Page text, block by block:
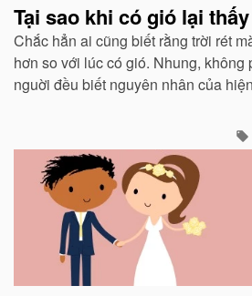
Tại sao khi có gió lại
Chắc hẳn ai cũng biết rằng trời rét
hơn so với lúc có gió. Nhung, không
nguời đều biết nguyên nhân của